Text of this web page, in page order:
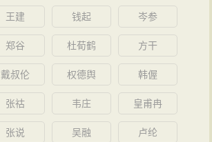
王建 钱起 岑参
郑谷 杜荀鹤 方干
戴叔伦 权德舆 韩偓
张祜 韦庄 皇甫冉
张说 吴融 卢纶